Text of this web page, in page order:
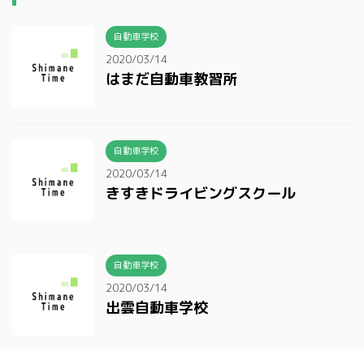
自動車学校
2020/03/14
はまだ自動車教習所
自動車学校
2020/03/14
きすきドライビングスクール
自動車学校
2020/03/14
出雲自動車学校